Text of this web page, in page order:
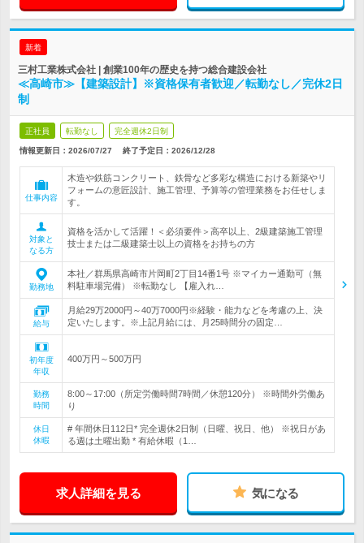
新着
三村工業株式会社 | 創業100年の歴史を持つ総合建設会社
≪高崎市≫【建築設計】※資格保有者歓迎／転勤なし／完休2日
制
正社員 転勤なし 完全週休2日制
情報更新日：2026/07/27 終了予定日： 2026/12/28
仕事内容
木造や鉄筋コンクリート、鉄骨など多彩な構造における新築やリ
フォームの意匠設計、施工管理、予算等の管理業務をお任せしま
す。
対象と
なる方
資格を活かして活躍！＜必須要件＞高卒以上、2級建築施工管理
技士または二級建築士以上の資格をお持ちの方
勤務地
本社／群馬県高崎市片岡町2丁目14番1号 ※マイカー通勤可（無
料駐車場完備） ※転勤なし 【雇入れ…
給与
月給29万2000円～40万7000円※経験・能力などを考慮の上、決
定いたします。※上記月給には、月25時間分の固定…
初年度
年収
400万円～500万円
勤務
時間
8:00～17:00（所定労働時間7時間／休憩120分） ※時間外労働あ
り
休日
休暇
# 年間休日112日* 完全週休2日制（日曜、祝日、他） ※祝日があ
る週は土曜出勤 * 有給休暇（1…
求人詳細を見る 気になる